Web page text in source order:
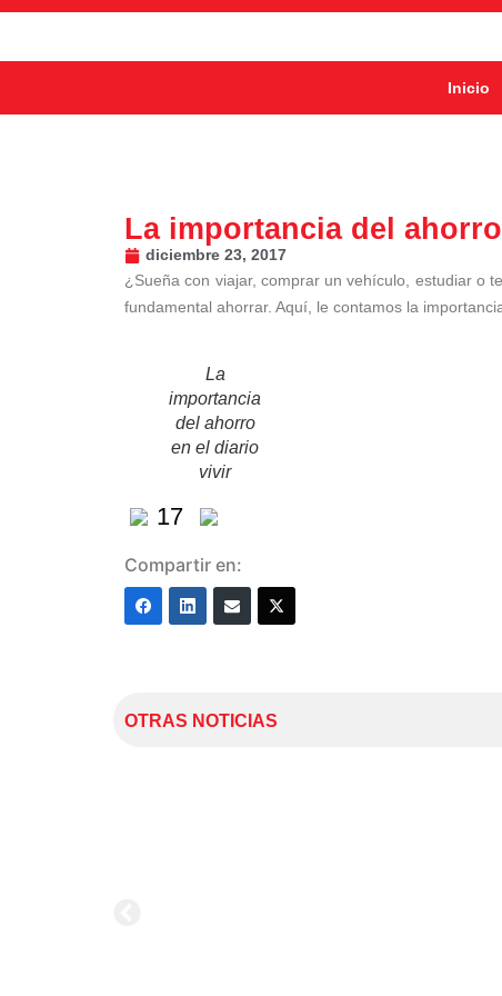
Inicio
La importancia del
diciembre 23, 2017
¿Sueña con viajar, comprar un vehículo, estudiar o
fundamental ahorrar. Aquí, le contamos la
La
importancia
del ahorro
en el diario
vivir
17
Compartir en:
OTRAS NOTICIAS